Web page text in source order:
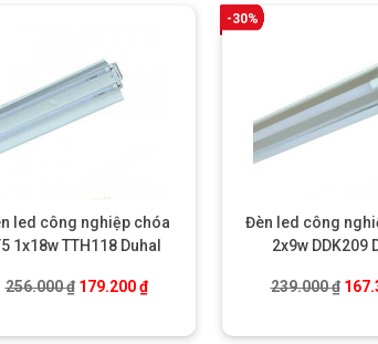
led công nghiệp chóa
1x18w TTH118 Duhal
256.000₫ Giá gốc là: 256.000 ₫.
179.200₫Giá hiện tại là: 179.200 ₫.
-30%
Đèn led công
2x9w DDK209
239.000₫ Giá